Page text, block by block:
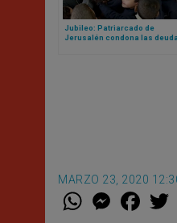
Jubileo: Patriarcado de
Jerusalén condona las
MARZO 23, 2020
W M
e
F
a